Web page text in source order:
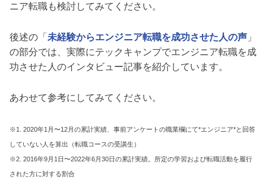
ニア転職も検討してみてください。
後述の「 未経験からエンジニア転職を成功させた人の声 」
の部分では、実際にテックキャンプでエンジニア転職を成
功させた人のインタビュー記事を紹介しています。
あわせて参考にしてみてください。
※1. 2020年1月〜12月の累計実績、事前アンケートの職業欄にて*エンジニア*と回答
していない人を算出（転職コースの受講生）
※2. 2016年9月1日〜2022年6月30日の累計実績。所定の学習および転職活動を履行
された方に対する割合